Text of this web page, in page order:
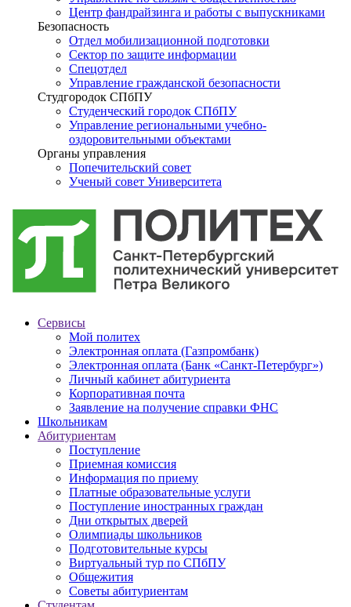
Центр фандрайзинга и работы с выпускниками
Безопасность
Отдел мобилизационной подготовки
Сектор по защите информации
Спецотдел
Управление гражданской безопасности
Студгородок СПбПУ
Студенческий городок СПбПУ
Управление региональными учебно-
оздоровительными объектами
Органы управления
Попечительский совет
Ученый совет Университета
Сервисы
Мой политех
Электронная оплата (Газпромбанк)
Электронная оплата (Банк «Санкт-Петербург»)
Личный кабинет абитуриента
Корпоративная почта
Заявление на получение справки ФНС
Школьникам
Абитуриентам
Поступление
Приемная комиссия
Информация по приему
Платные образовательные услуги
Поступление иностранных граждан
Дни открытых дверей
Олимпиады школьников
Подготовительные курсы
Виртуальный тур по СПбПУ
Общежития
Советы абитуриентам